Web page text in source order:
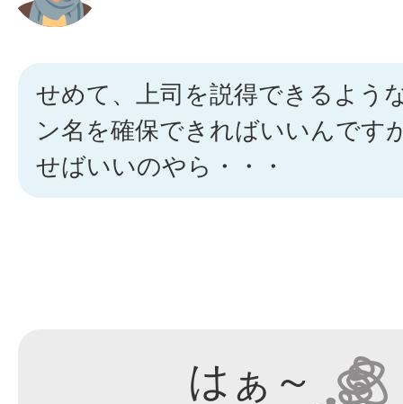
せめて、上司を説得できるよう
ン名を確保できればいいんです
せばいいのやら・・・
はぁ～